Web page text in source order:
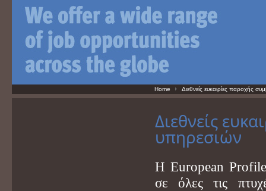
Home Διεθνείς ευκαιρίες παροχής
Διεθνείς
υπηρεσιών
Η European
σε όλες τις